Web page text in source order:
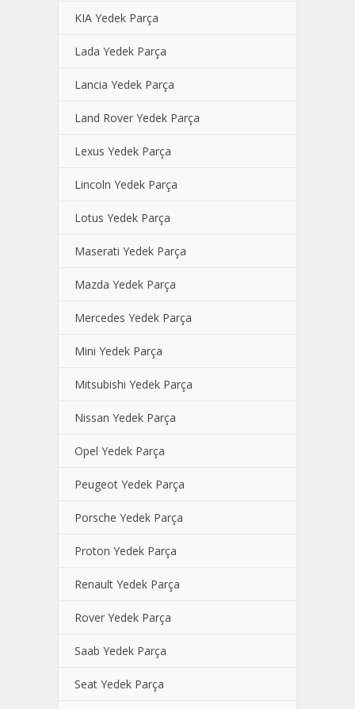
KIA Yedek Parça
Lada Yedek Parça
Lancia Yedek Parça
Land Rover Yedek Parça
Lexus Yedek Parça
Lincoln Yedek Parça
Lotus Yedek Parça
Maserati Yedek Parça
Mazda Yedek Parça
Mercedes Yedek Parça
Mini Yedek Parça
Mitsubishi Yedek Parça
Nissan Yedek Parça
Opel Yedek Parça
Peugeot Yedek Parça
Porsche Yedek Parça
Proton Yedek Parça
Renault Yedek Parça
Rover Yedek Parça
Saab Yedek Parça
Seat Yedek Parça